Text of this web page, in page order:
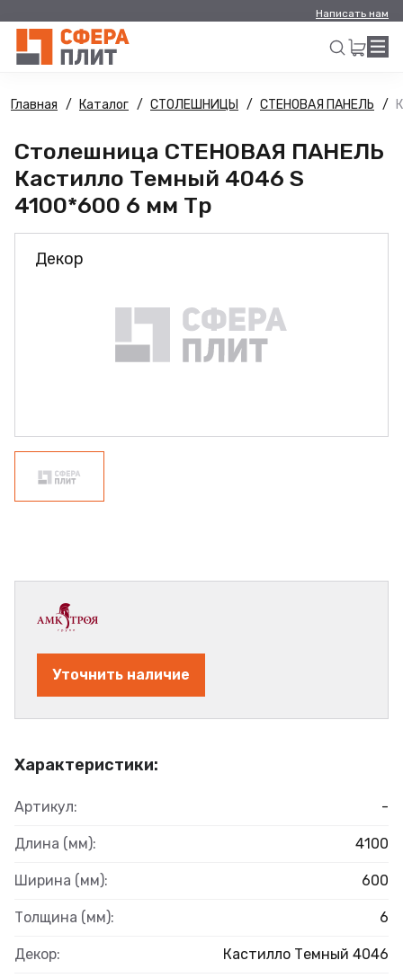
Написать нам
Искать
Главная Каталог СТОЛЕШНИЦЫ СТЕНОВАЯ ПАНЕЛЬ
Столешница СТЕНОВАЯ ПАНЕЛЬ
Кастилло Темный 4046 S
4100*600 6 мм Тр
Декор
Характеристики:
Артикул: -
Длина (мм): 4100
Ширина (мм): 600
Толщина (мм): 6
Декор: Кастилло Темный 4046
Уточнить наличие